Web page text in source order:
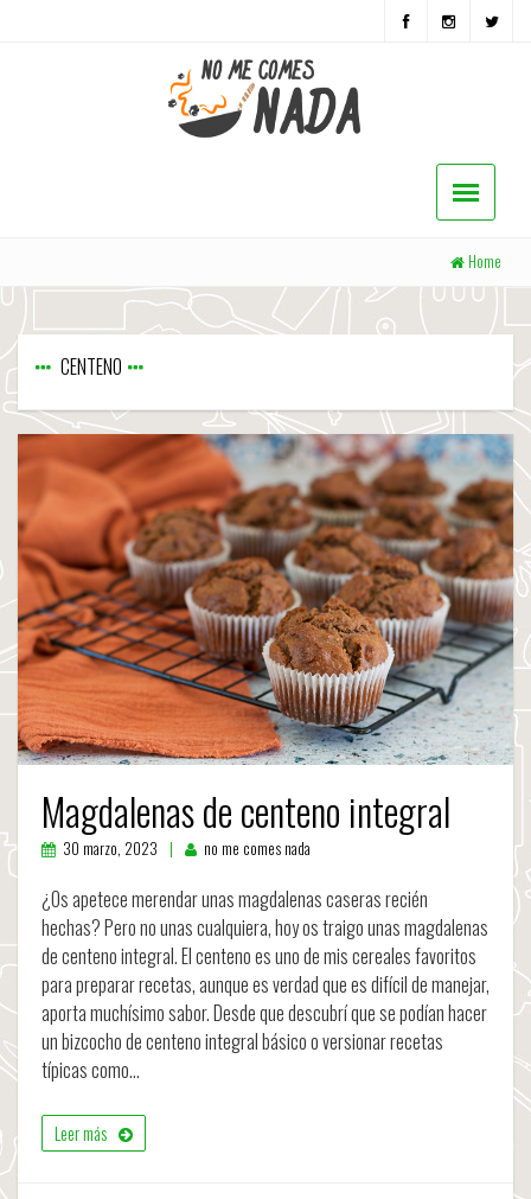
Home
CENTENO
Magdalenas de centeno integral
30 marzo, 2023 no me comes nada
¿Os apetece merendar unas magdalenas caseras recién
hechas? Pero no unas cualquiera, hoy os traigo unas magdalenas
de centeno integral. El centeno es uno de mis cereales favoritos
para preparar recetas, aunque es verdad que es difícil de manejar,
aporta muchísimo sabor. Desde que descubrí que se podían hacer
un bizcocho de centeno integral básico o versionar recetas
típicas como…
Leer más